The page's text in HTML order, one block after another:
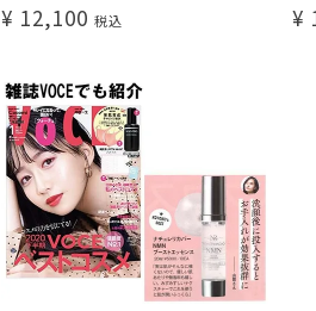
¥ 12,100 税込 ¥